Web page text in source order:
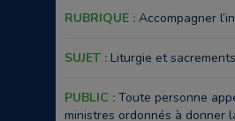
RUBRIQUE : Accompagner
SUJET : Liturgie et sacrements
PUBLIC : Toute personne
ministres ordonnés à donner